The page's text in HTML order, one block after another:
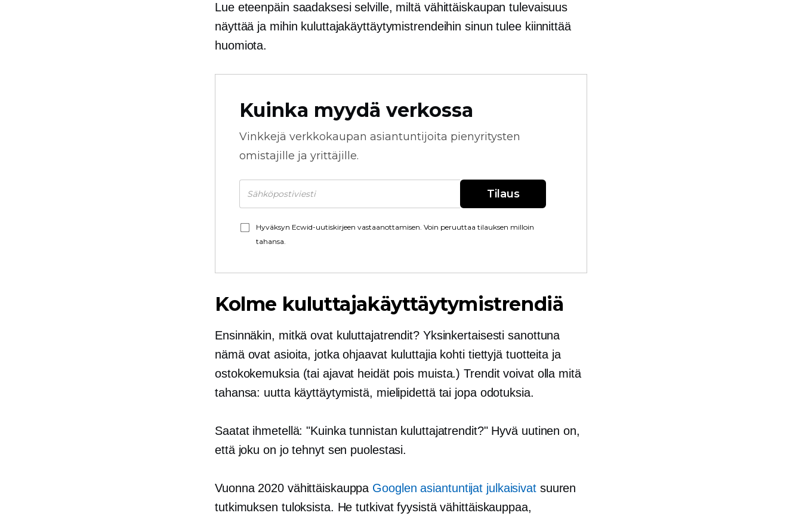
Lue eteenpäin saadaksesi selville, miltä vähittäiskaupan tulevaisuus
näyttää ja mihin kuluttajakäyttäytymistrendeihin sinun tulee kiinnittää
huomiota.
Kuinka myydä verkossa
Vinkkejä verkkokaupan asiantuntijoita pienyritysten
omistajille ja yrittäjille.
Tilaus
Hyväksyn Ecwid-uutiskirjeen vastaanottamisen. Voin peruuttaa tilauksen milloin
tahansa.
Kolme kuluttajakäyttäytymistrendiä
Ensinnäkin, mitkä ovat kuluttajatrendit? Yksinkertaisesti sanottuna
nämä ovat asioita, jotka ohjaavat kuluttajia kohti tiettyjä tuotteita ja
ostokokemuksia (tai ajavat heidät pois muista.) Trendit voivat olla mitä
tahansa: uutta käyttäytymistä, mielipidettä tai jopa odotuksia.
Saatat ihmetellä: "Kuinka tunnistan kuluttajatrendit?" Hyvä uutinen on,
että joku on jo tehnyt sen puolestasi.
Vuonna 2020 vähittäiskauppa Googlen asiantuntijat julkaisivatsuuren
tutkimuksen tuloksista. He tutkivat fyysistä vähittäiskauppaa,